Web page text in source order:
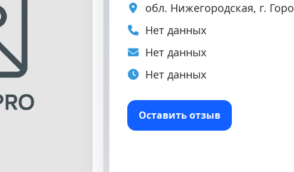
обл. Нижегородская, г.
Нет данных
Нет данных
Нет данных
Оставить отзыв